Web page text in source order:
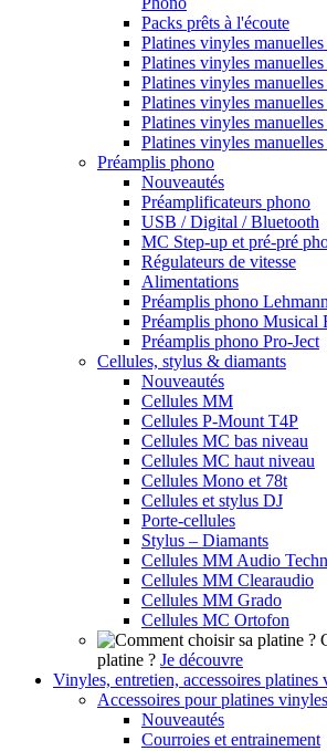
Packs prêts à l'écoute
Platines vinyles
Platines vinyles
Platines vinyles manuelles
Platines vinyles manuelles
Platines vinyles
Platines vinyles
Préamplis phono
Nouveautés
Préamplificateurs phono
USB / Digital / Bluetooth
MC Step-up et pré-pré
Régulateurs de vitesse
Alimentations
Préamplis phono
Préamplis phono Musical
Préamplis phono Pro-Ject
Cellules, stylus & diamants
Nouveautés
Cellules MM
Cellules P-Mount T4P
Cellules MC bas niveau
Cellules MC haut niveau
Cellules Mono et 78t
Cellules et stylus DJ
Porte-cellules
Stylus – Diamants
Cellules MM Audio
Cellules MM Clearaudio
Cellules MM Grado
Cellules MC Ortofon
platine ? Je découvre
Vinyles, entretien, accessoires platines
Accessoires pour platines vinyles
Nouveautés
Courroies et entrainement